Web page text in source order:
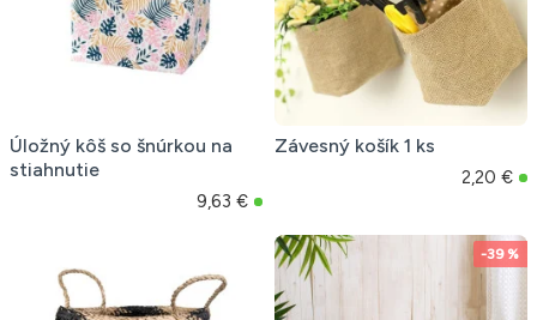
Úložný kôš so šnúrkou na
stiahnutie
9,63 €
Závesný košík 1 ks
2,20 €
-39 %